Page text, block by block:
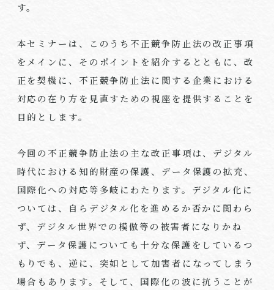
す。
本セミナーは、このうち不正競争防止法の改正事項
をメインに、そのポイントを紹介するとともに、改
正を契機に、不正競争防止法に関する企業における
対応の在り方を見直すための視座を提供することを
目的とします。
今回の不正競争防止法の主な改正事項は、デジタル
時代における知的財産の保護、データ保護の拡充、
国際化への対応等多岐にわたります。デジタル化に
ついては、自らデジタル化を進めるか否かに関わら
ず、デジタル世界での模倣等の被害者になりかね
ず、データ保護についても十分な保護をしているつ
もりでも、逆に、突如として加害者になってしまう
場合もあります。そして、国際化の波に抗うことが